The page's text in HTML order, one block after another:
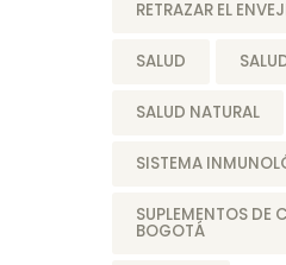
RETRAZAR EL
SALUD
SALUD NATURAL
SISTEMA
SUPLEMENTOS DE
BOGOTÁ